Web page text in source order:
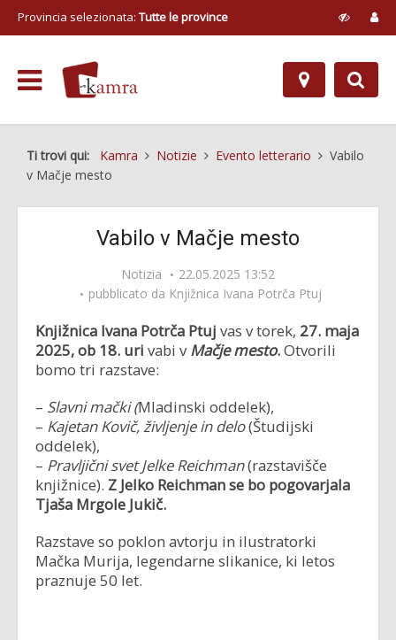
Provincia selezionata: Tutte le province
Ti trovi qui: Kamra Notizie Evento letterario
Vabilo
v Mačje mesto
Vabilo v Mačje mesto
Notizia
22.05.2025 13:52
pubblicato da Knjižnica Ivana Potrča Ptuj
Knjižnica Ivana Potrča Ptuj vas v torek, 27. maja
2025, ob 18. uri vabi vMačje mesto.Otvorili
bomo tri razstave:
– Slavni mački (Mladinski oddelek),
– Kajetan Kovič, življenje in delo(Študijski
oddelek),
– Pravljični svet Jelke Reichman(razstavišče
knjižnice). Z Jelko Reichman se bo pogovarjala
Tjaša Mrgole Jukič.
Razstave so poklon avtorju in ilustratorki
Mačka Murija, legendarne slikanice, ki letos
praznuje 50 let.